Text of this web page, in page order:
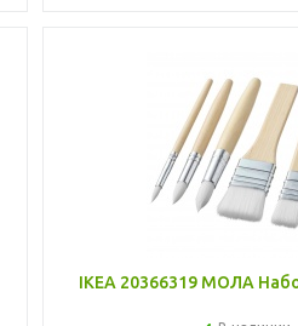
IKEA 20366319 МОЛА